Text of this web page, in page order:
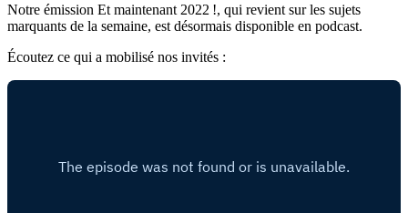
Notre émission Et maintenant 2022 !, qui revient sur les sujets
marquants de la semaine, est désormais disponible en podcast.
Écoutez ce qui a mobilisé nos invités :